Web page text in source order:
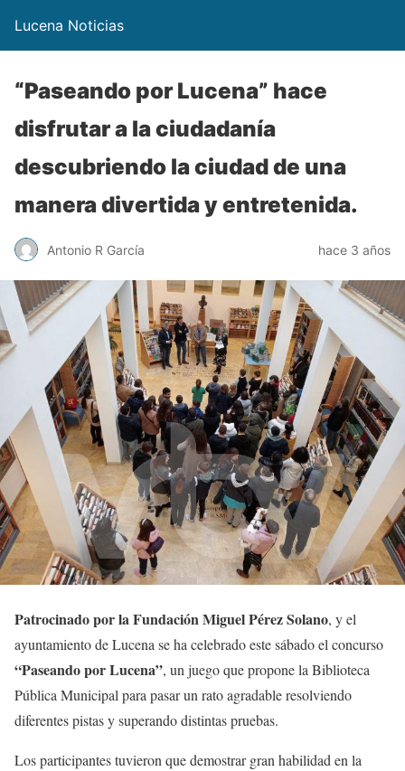
Lucena Noticias
“Paseando por Lucena” hace
disfrutar a la ciudadanía
descubriendo la ciudad de una
manera divertida y entretenida.
Antonio R García hace 3 años
Patrocinado por la Fundación Miguel Pérez Solano, y el
ayuntamiento de Lucena se ha celebrado este sábado el concurso
“Paseando por Lucena”, un juego que propone la Biblioteca
Pública Municipal para pasar un rato agradable resolviendo
diferentes pistas y superando distintas pruebas.
Los participantes tuvieron que demostrar gran habilidad en la